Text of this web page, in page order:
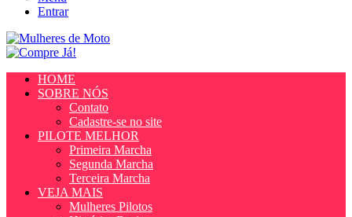
Entrar
HOME
SOBRE NÓS
Contato
Cadastre-se no site
PILOTE MELHOR
Primeira Marcha
Segunda Marcha
Terceira Marcha
VEJA MAIS
Mulheres Pilotos